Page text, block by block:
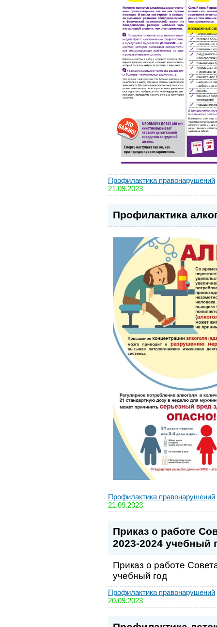
Профилактика правонарушений
21.09.2023
Профилактика
Профилактика правонарушений
21.09.2023
Приказ о работе
2023-2024 учебный
Приказ о работе
учебный год
Профилактика правонарушений
20.09.2023